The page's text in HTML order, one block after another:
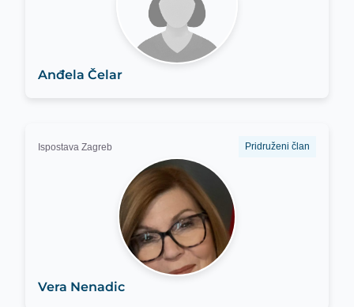
Anđela Čelar
Ispostava Zagreb Pridruženi član
Vera Nenadic